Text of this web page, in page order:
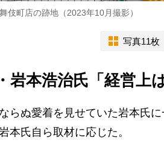
伎町店の跡地（2023年10月撮影）
写真11枚
岩本浩治氏「経営上
らぬ愛着を見せていた岩本氏
本氏自ら取材に応じた。